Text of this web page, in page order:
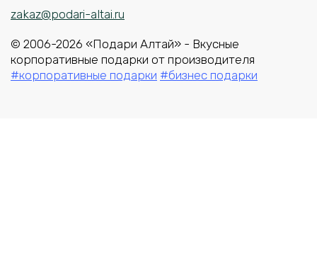
zakaz@podari-altai.ru
© 2006-2026 «Подари Алтай» - Вкусные
корпоративные подарки от производителя
#корпоративные подарки #бизнес подарки